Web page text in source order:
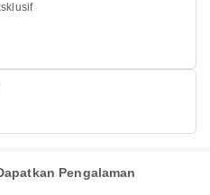
Pengalaman